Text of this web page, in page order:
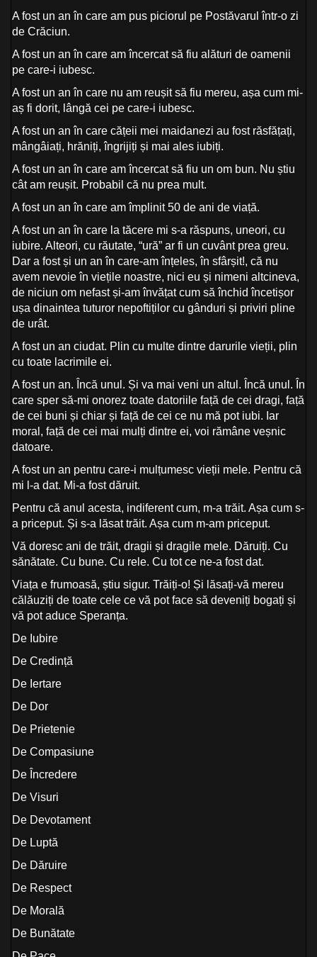
A fost un an în care am pus piciorul pe Postăvarul într-o zi
de Crăciun.
A fost un an în care am încercat să fiu alături de oamenii
pe care-i iubesc.
A fost un an în care nu am reușit să fiu mereu, așa cum mi-
aș fi dorit, lângă cei pe care-i iubesc.
A fost un an în care cățeii mei maidanezi au fost răsfățați,
mângâiați, hrăniți, îngrijiți și mai ales iubiți.
A fost un an în care am încercat să fiu un om bun. Nu știu
cât am reușit. Probabil că nu prea mult.
A fost un an în care am împlinit 50 de ani de viață.
A fost un an în care la tăcere mi s-a răspuns, uneori, cu
iubire. Alteori, cu răutate, “ură” ar fi un cuvânt prea greu.
Dar a fost și un an în care-am înțeles, în sfârșit!, că nu
avem nevoie în viețile noastre, nici eu și nimeni altcineva,
de niciun om nefast și-am învățat cum să închid încetișor
ușa dinaintea tuturor nepoftiților cu gânduri și priviri pline
de urât.
A fost un an ciudat. Plin cu multe dintre darurile vieții, plin
cu toate lacrimile ei.
A fost un an. Încă unul. Și va mai veni un altul. Încă unul. În
care sper să-mi onorez toate datoriile față de cei dragi, față
de cei buni și chiar și față de cei ce nu mă pot iubi. Iar
moral, față de cei mai mulți dintre ei, voi rămâne veșnic
datoare.
A fost un an pentru care-i mulțumesc vieții mele. Pentru că
mi l-a dat. Mi-a fost dăruit.
Pentru că anul acesta, indiferent cum, m-a trăit. Așa cum s-
a priceput. Și s-a lăsat trăit. Așa cum m-am priceput.
Vă doresc ani de trăit, dragii și dragile mele. Dăruiți. Cu
sănătate. Cu bune. Cu rele. Cu tot ce ne-a fost dat.
Viața e frumoasă, știu sigur. Trăiți-o! Și lăsați-vă mereu
călăuziți de toate cele ce vă pot face să deveniți bogați și
vă pot aduce Speranța.
De Iubire
De Credință
De Iertare
De Dor
De Prietenie
De Compasiune
De Încredere
De Visuri
De Devotament
De Luptă
De Dăruire
De Respect
De Morală
De Bunătate